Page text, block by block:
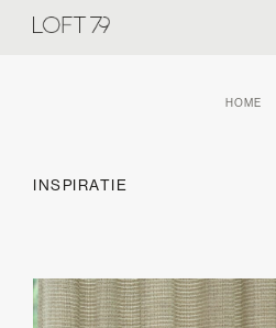
HOME
INSPIRATIE